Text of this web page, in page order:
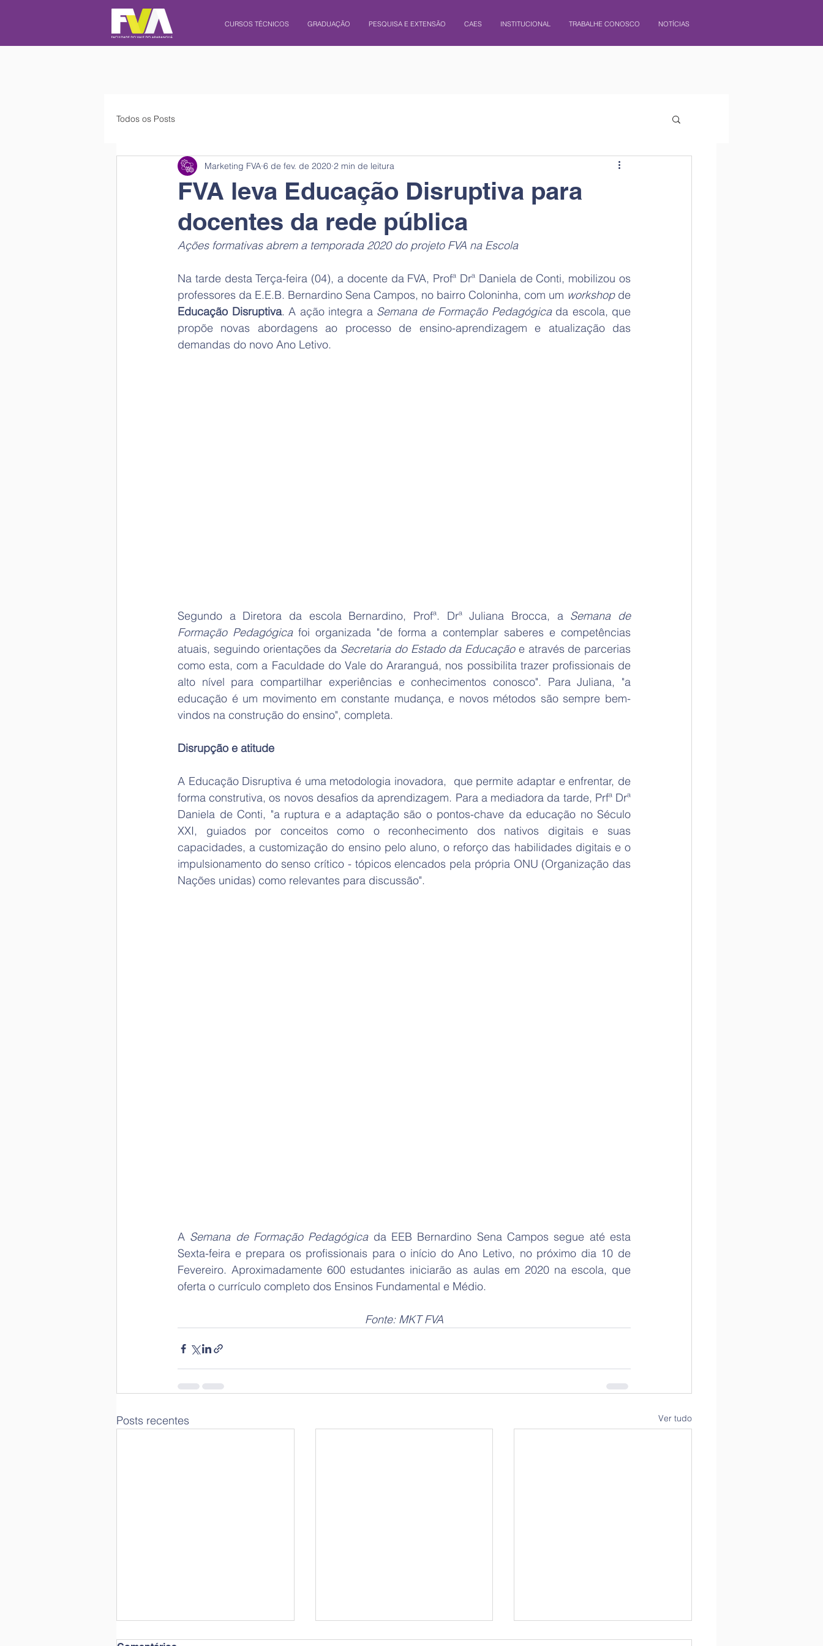
CURSOS TÉCNICOS GRADUAÇÃO PESQUISA E EXTENSÃO CAES INSTITUCIONAL TRABALHE CONOSCO NOTÍCIAS
Todos os Posts
FVA leva Educação Disruptiva para
docentes da rede pública
Marketing FVA 6 de fev. de 2020 2 min de leitura
Ações formativas abrem a temporada 2020 do projeto FVA na Escola
Na tarde desta Terça-feira (04), a docente da FVA, Profª Drª Daniela de Conti, mobilizou os
professores da E.E.B. Bernardino Sena Campos, no bairro Coloninha, com um workshop
Educação Disruptiva. A ação integra a Semana de Formação Pedagógica da escola, que
propõe novas abordagens ao processo de ensino-aprendizagem e atualização das
demandas do novo Ano Letivo.
Segundo a Diretora da escola Bernardino, Profª. Drª Juliana Brocca, a Semana de
Formação Pedagógica foi organizada "de forma a contemplar saberes e competências
atuais, seguindo orientações da Secretaria do Estado da Educação e através de parcerias
como esta, com a Faculdade do Vale do Araranguá, nos possibilita trazer profissionais de
alto nível para compartilhar experiências e conhecimentos conosco". Para Juliana, "a
educação é um movimento em constante mudança, e novos métodos são sempre bem-
vindos na construção do ensino", completa.
Disrupção e atitude
A Educação Disruptiva é uma metodologia inovadora,  que permite adaptar e enfrentar, de
forma construtiva, os novos desafios da aprendizagem. Para a mediadora da tarde, Prfª Drª
Daniela de Conti, "a ruptura e a adaptação são o pontos-chave da educação no Século
XXI, guiados por conceitos como o reconhecimento dos nativos digitais e suas
capacidades, a customização do ensino pelo aluno, o reforço das habilidades digitais e o
impulsionamento do senso crítico - tópicos elencados pela própria ONU (Organização das
Nações unidas) como relevantes para discussão".
A Semana de Formação Pedagógica da EEB Bernardino Sena Campos segue até esta
Sexta-feira e prepara os profissionais para o início do Ano Letivo, no próximo dia 10 de
Fevereiro. Aproximadamente 600 estudantes iniciarão as aulas em 2020 na escola, que
oferta o currículo completo dos Ensinos Fundamental e Médio.
Fonte: MKT FVA
Posts recentes Ver tudo